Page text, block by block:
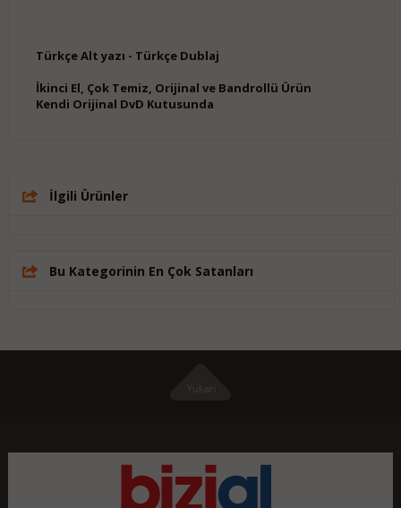
Türkçe Alt yazı - Türkçe Dublaj
İkinci El, Çok Temiz, Orijinal ve Bandrollü Ürün
Kendi Orijinal DvD Kutusunda
İlgili Ürünler
Bu Kategorinin En Çok Satanları